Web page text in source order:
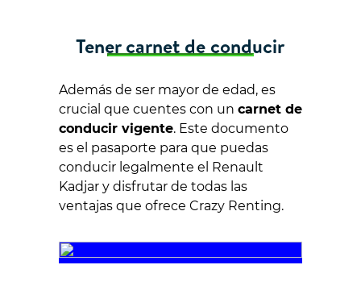
Tener carnet de conducir
Además de ser mayor de edad, es
crucial que cuentes con un carnet de
conducir vigente. Este documento
es el pasaporte para que puedas
conducir legalmente el Renault
Kadjar y disfrutar de todas las
ventajas que ofrece Crazy Renting.